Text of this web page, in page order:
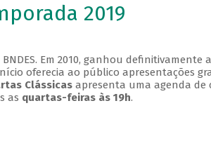
2019
Em 2010, ganhou definitivamente
oferecia ao público apresentações
Clássicasapresenta uma agenda de
as quartas-feiras às 19h.